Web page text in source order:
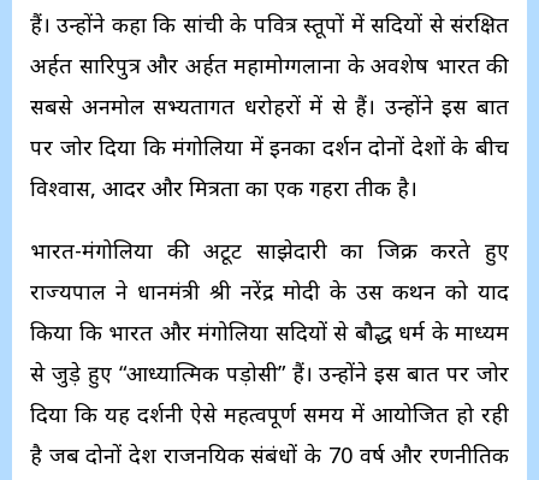
हैं। उन्होंने कहा कि सांची के पवित्र स्तूपों में सदियों से संरक्षित
अर्हत सारिपुत्र और अर्हत महामोग्गलाना के अवशेष भारत की
सबसे अनमोल सभ्यतागत धरोहरों में से हैं। उन्होंने इस बात
पर जोर दिया कि मंगोलिया में इनका प्रदर्शन दोनों देशों के बीच
विश्वास, आदर और मित्रता का एक गहरा प्रतीक है।
भारत-मंगोलिया की अटूट साझेदारी का जिक्र करते हुए
राज्यपाल ने प्रधानमंत्री श्री नरेंद्र मोदी के उस कथन को याद
किया कि भारत और मंगोलिया सदियों से बौद्ध धर्म के माध्यम
से जुड़े हुए “आध्यात्मिक पड़ोसी” हैं। उन्होंने इस बात पर जोर
दिया कि यह प्रदर्शनी ऐसे महत्वपूर्ण समय में आयोजित हो रही
है जब दोनों देश राजनयिक संबंधों के 70 वर्ष और रणनीतिक